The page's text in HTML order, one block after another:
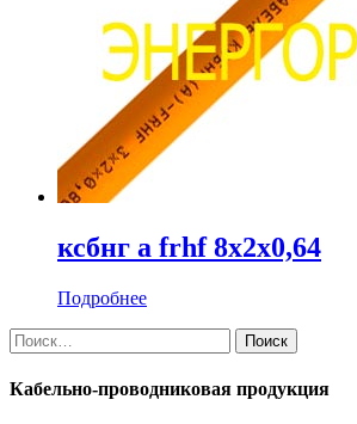
ксбнг а frhf 8х2х0,64
Подробнее
Найти:
Кабельно-проводниковая продукция